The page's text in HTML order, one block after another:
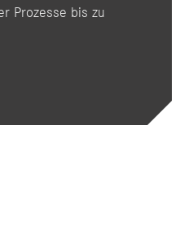
Prozesse bis zu